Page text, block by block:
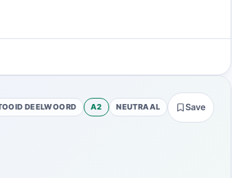
DEELWOORD A2 NEUTRAAL Save